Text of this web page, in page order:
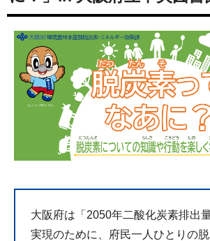
大阪府は「2050年二酸化炭素排出
実現のために、府民一人ひとりの